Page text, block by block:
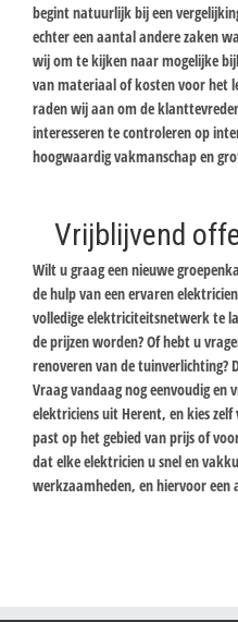
begint natuurlijk bij een
echter een aantal andere zaken
wij om te kijken naar mogelijke
van materiaal of kosten voor het
raden wij aan om de
interesseren te controleren op
hoogwaardig vakmanschap en
Vrijblijvend
Wilt u graag een nieuwe
de hulp van een ervaren
volledige elektriciteitsnetwerk te
de prijzen worden? Of hebt u
renoveren van de tuinverlichting?
Vraag vandaag nog eenvoudig
elektriciens uit Herent, en kies
past op het gebied van prijs of
dat elke elektricien u snel en
werkzaamheden, en hiervoor